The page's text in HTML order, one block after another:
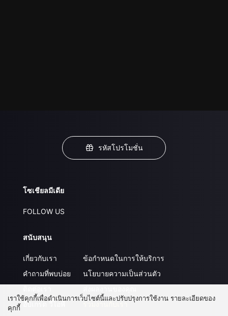
รหัสโปรโมชั่น
โซเชียลมีเดีย
FOLLOW US
สนับสนุน
เกี่ยวกับเรา
คำถามที่พบบ่อย
อัปเกรด วีไอพี
ข้อกำหนดในการให้บริการ
นโยบายความเป็นส่วนตัว
เราใช้คุกกี้เพื่อดำเนินการเว็บไซต์นี้และปรับปรุงการใช้งาน รายละเอียดของ
คุกกี้